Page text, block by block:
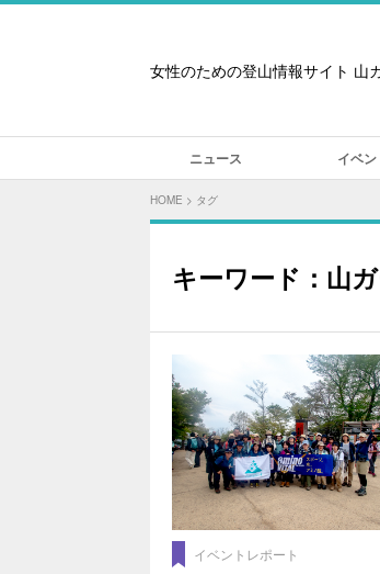
女性のための登山情報サイト 山
ニュース イベン
HOME > タグ
キーワード：山
イベントレポート